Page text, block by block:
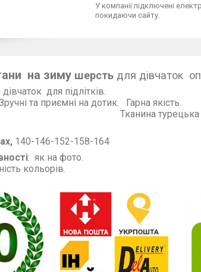
У компанії підключені
покидаючи сайту.
на зиму шерсть для дівчаток
теплі для
та приємні на
вовна, дуже
140-146-152-158-164
: як на
кольорів.